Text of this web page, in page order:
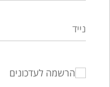
הרשמה לעדכונים